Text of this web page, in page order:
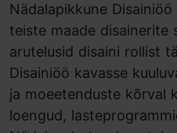
Nädalapikkune
teiste maade disainerite
arutelusid disaini rollist
Disainiöö kavasse
ja moeetenduste kõrval
loengud,